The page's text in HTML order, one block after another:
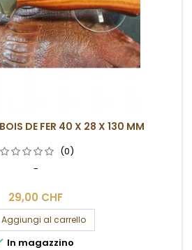
DE FER 40 X 28 X 130 MM
(0)
-
29,00 CHF
Aggiungi al carrello
In magazzino